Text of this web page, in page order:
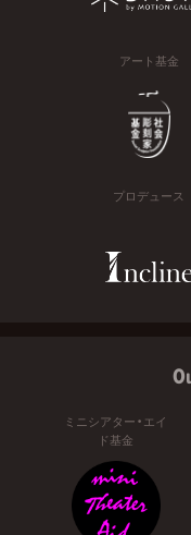
アート基金
プロデュース
ミニシアター・エイ
ド基金